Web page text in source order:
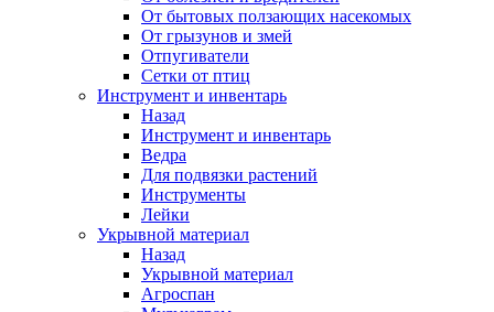
От бытовых ползающих насекомых
От грызунов и змей
Отпугиватели
Сетки от птиц
Инструмент и инвентарь
Назад
Инструмент и инвентарь
Ведра
Для подвязки растений
Инструменты
Лейки
Укрывной материал
Назад
Укрывной материал
Агроспан